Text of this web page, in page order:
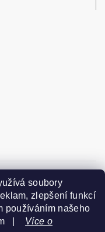
soubory
zlepšení funkcí
používáním našeho
| Více o